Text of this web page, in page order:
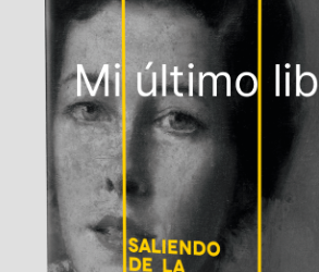
Mi último